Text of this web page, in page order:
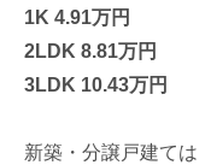
1K 4.91万円
2LDK 8.81万円
3LDK 10.43万円
新築・分譲戸建ては